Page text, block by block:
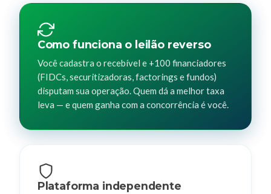
Como funciona o leilão reverso
Você cadastra o recebível e +100 financiadores
(FIDCs, securitizadoras, factorings e fundos)
disputam sua operação. Quem dá a melhor taxa
leva — e quem ganha com a concorrência é você.
Plataforma independente